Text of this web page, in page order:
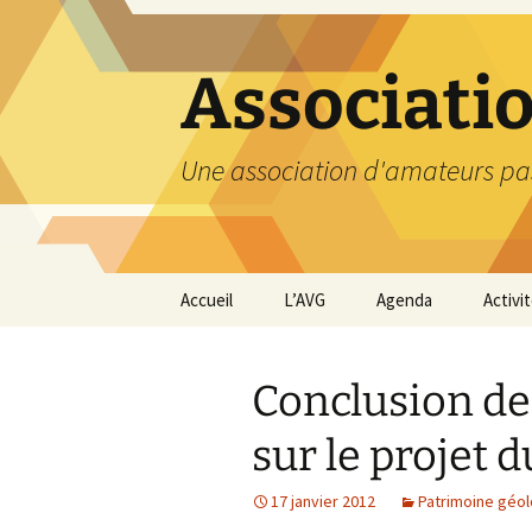
contenu
Une association d'amateurs
Accueil L’AVG
Nos coordonnées
Nous contacter et
Adhésion
Agenda
Conclusion
sur le projet
17 janvier 2012 Patrimoine